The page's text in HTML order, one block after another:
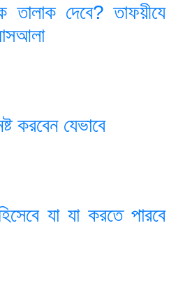
তালাক দেবে? তাফয়ীযে
করবেন যেভাবে
হিসেবে যা যা করতে পারবে